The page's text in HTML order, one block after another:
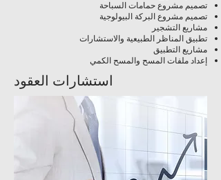
تصميم مشروع حمامات السباحة
تصميم مشروع البركة البيولوجية
مشاريع التشجير
تطبيق المناظر الطبيعية والاستشارات
مشاريع التطبيق
إعداد ملفات المسح والمسح الكمي
استشارات العقود